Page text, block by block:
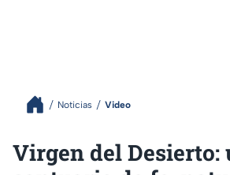
Noticias Video
Virgen del Desierto: